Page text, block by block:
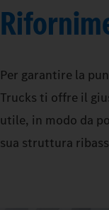
Per garantire la
Trucks ti offre il
utile, in modo da
sua struttura